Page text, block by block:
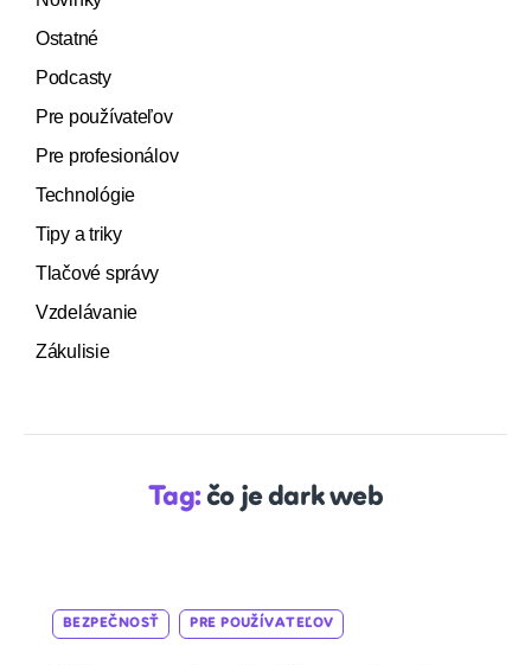
Ostatné
Podcasty
Pre používateľov
Pre profesionálov
Technológie
Tipy a triky
Tlačové správy
Vzdelávanie
Zákulisie
Tag: čo je dark web
Categories
BEZPEČNOSŤ PRE POUŽÍVATEĽOV